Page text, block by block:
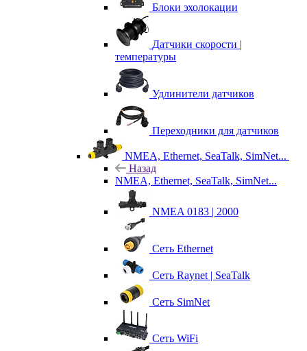
Блоки эхолокации
Датчики скорости |
температуры
Удлинители датчиков
Переходники для датчиков
NMEA, Ethernet, SeaTalk, SimNet...
Назад
NMEA, Ethernet, SeaTalk, SimNet...
NMEA 0183 | 2000
Сеть Ethernet
Сеть Raynet | SeaTalk
Сеть SimNet
Сеть WiFi